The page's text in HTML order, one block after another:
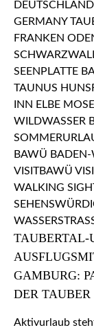
GAMBURG:
DER TAUBER
Aktivurlaub